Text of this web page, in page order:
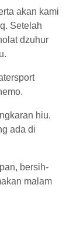
akan kami
Setelah
dzuhur
hiu.
ada di
bersih-
malam